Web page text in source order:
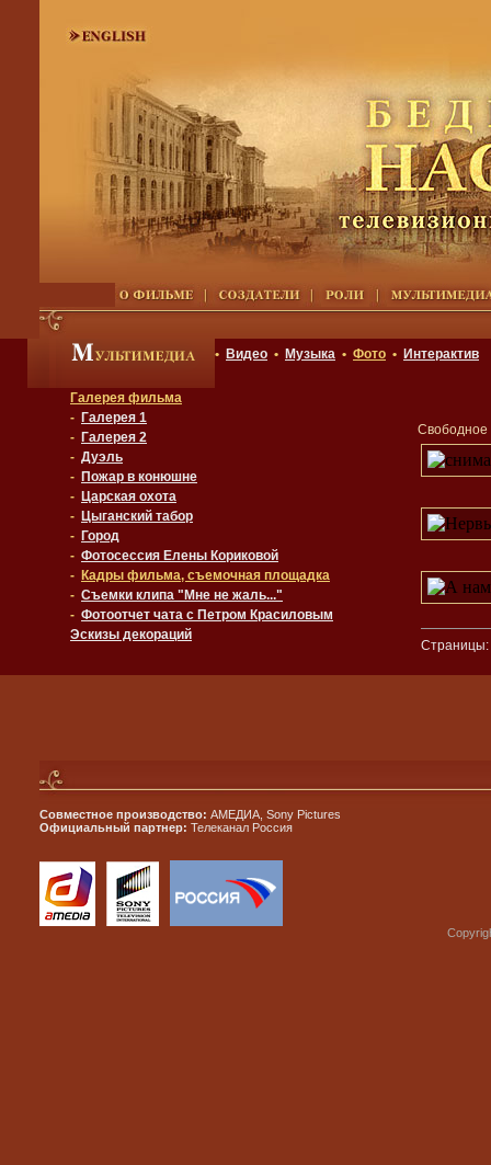
• Видео • Музыка • Фото • Интерактив
Галерея фильма
- Галерея 1
- Галерея 2
- Дуэль
- Пожар в конюшне
- Царская охота
- Цыганский табор
- Город
- Фотосессия Елены Кориковой
- Кадры фильма, съемочная площадка
- Съемки клипа "Мне не жаль..."
- Фотоотчет чата с Петром Красиловым
Эскизы декораций
Свободное
Страницы:
Совместное производство: АМЕДИА, Sony Pictures
Официальный партнер: Телеканал Россия